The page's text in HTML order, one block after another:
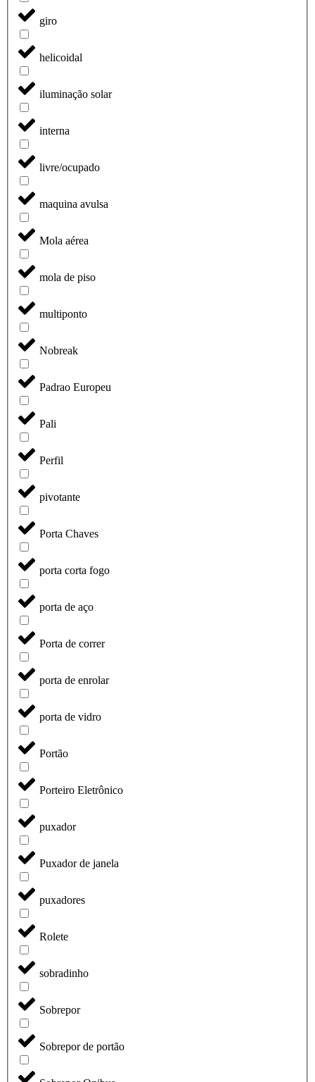
giro
helicoidal
iluminação solar
interna
livre/ocupado
maquina avulsa
Mola aérea
mola de piso
multiponto
Nobreak
Padrao Europeu
Pali
Perfil
pivotante
Porta Chaves
porta corta fogo
porta de aço
Porta de correr
porta de enrolar
porta de vidro
Portão
Porteiro Eletrônico
puxador
Puxador de janela
puxadores
Rolete
sobradinho
Sobrepor
Sobrepor de portão